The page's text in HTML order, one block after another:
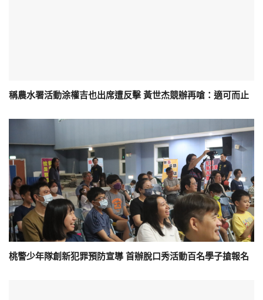
稱農水署活動涂權吉也出席遭反擊 黃世杰競辦再嗆：適可而止
桃警少年隊創新犯罪預防宣導 首辦脫口秀活動百名學子搶報名